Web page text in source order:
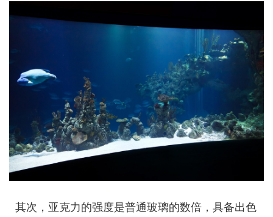
其次，亚克力的强度是普通玻璃的数倍，具备出色